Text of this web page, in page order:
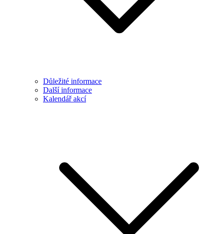
Důležité informace
Další informace
Kalendář akcí